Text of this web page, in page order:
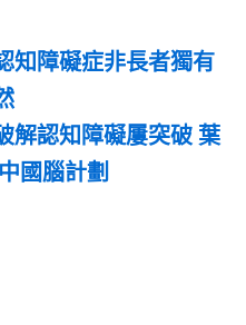
知障礙症非長者獨有
解認知障礙屢突破 葉
國腦計劃